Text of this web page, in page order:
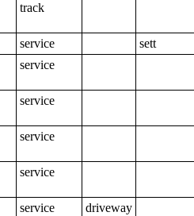
track
service
sett
service
service
service
service
service
driveway